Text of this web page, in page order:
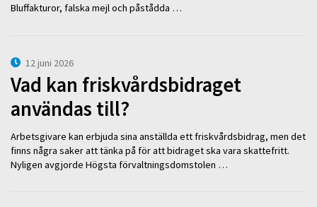
Bluffakturor, falska mejl och påstådda …
12 juni 2026
Vad kan friskvårdsbidraget
användas till?
Arbetsgivare kan erbjuda sina anställda ett friskvårdsbidrag, men det
finns några saker att tänka på för att bidraget ska vara skattefritt.
Nyligen avgjorde Högsta förvaltningsdomstolen …